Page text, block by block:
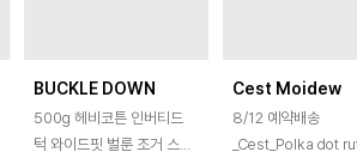
BUCKLE DOWN
500g 헤비코튼 인버티드
턱 와이드핏 벌룬 조거 스웻
Cest Moidew
8/12 예약배송
_Cest_Polka dot